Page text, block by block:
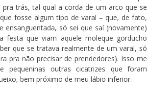
trás, tal qual a corda de um arco que se
fosse algum tipo de varal – que, de fato,
só sei que saí (novamente)
que viam aquele moleque gorducho
que se tratava realmente de um varal, só
pra não precisar de prendedores). Isso me
outras cicatrizes que foram
bem próximo de meu lábio inferior.